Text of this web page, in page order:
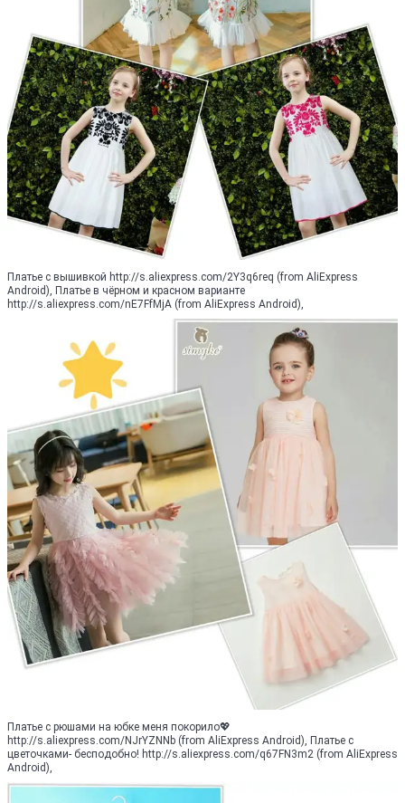
Платье с вышивкой http://s.aliexpress.com/2Y3q6req (from AliExpress
Android), Платье в чёрном и красном варианте
http://s.aliexpress.com/nE7FfMjA (from AliExpress Android),
Платье с рюшами на юбке меня покорило💖
http://s.aliexpress.com/NJrYZNNb (from AliExpress Android), Платье с
цветочками- бесподобно! http://s.aliexpress.com/q67FN3m2 (from AliExpress
Android),